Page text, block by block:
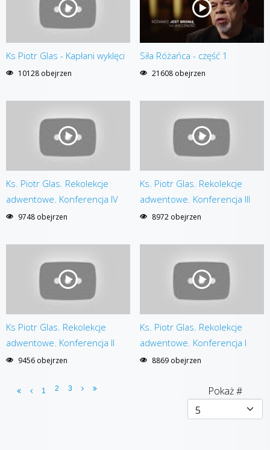
Ks Piotr Glas - Kapłani wyklęci
10128 obejrzen
Siła Różańca - część 1
21608 obejrzen
Ks. Piotr Glas. Rekolekcje
adwentowe. Konferencja IV
9748 obejrzen
Ks. Piotr Glas. Rekolekcje
adwentowe. Konferencja III
8972 obejrzen
Ks Piotr Glas. Rekolekcje
adwentowe. Konferencja II
9456 obejrzen
Ks. Piotr Glas. Rekolekcje
adwentowe. Konferencja I
8869 obejrzen
Pokaż #
1 2 3